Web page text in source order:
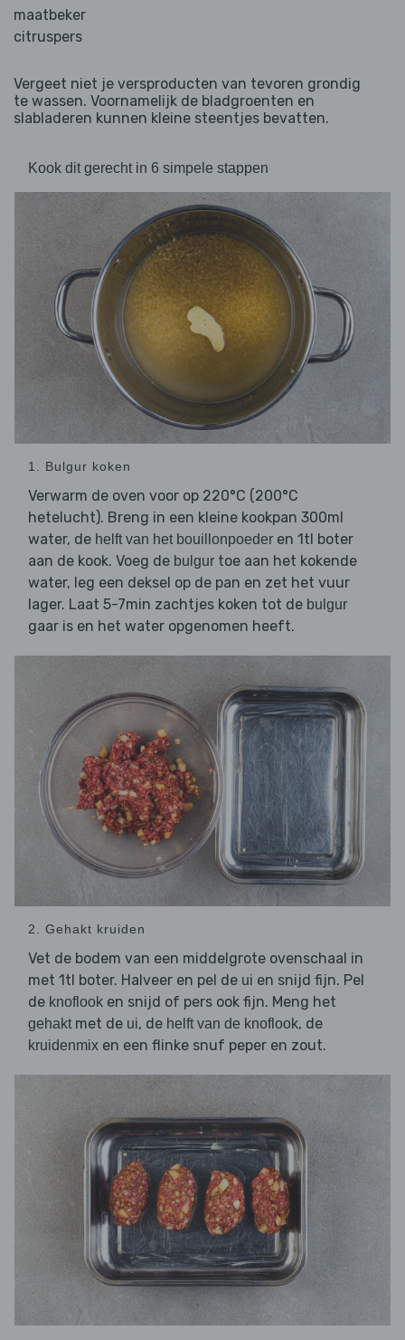
maatbeker
citruspers
Vergeet niet je versproducten van tevoren grondig
te wassen. Voornamelijk de bladgroenten en
slabladeren kunnen kleine steentjes bevatten.
Kook dit gerecht in 6 simpele stappen
1. Bulgur koken
Verwarm de oven voor op 220°C (200°C
hetelucht). Breng in een kleine kookpan 300ml
water, de helft van het bouillonpoeder en 1tl boter
aan de kook. Voeg de bulgur toe aan het kokende
water, leg een deksel op de pan en zet het vuur
lager. Laat 5-7min zachtjes koken tot de bulgur
gaar is en het water opgenomen heeft.
2. Gehakt kruiden
Vet de bodem van een middelgrote ovenschaal in
met 1tl boter. Halveer en pel de ui en snijd fijn. Pel
de knoflook en snijd of pers ook fijn. Meng het
gehaktmet de ui, de helft van de knoflook, de
kruidenmix en een flinke snuf peper en zout.